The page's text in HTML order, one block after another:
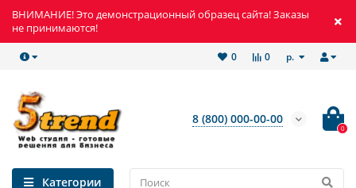
ВНИМАНИЕ! Это демонстрационный образец сайта! Заказы
не принимаются!
р.
0
0
8 (800) 000-00-00
0
Категории